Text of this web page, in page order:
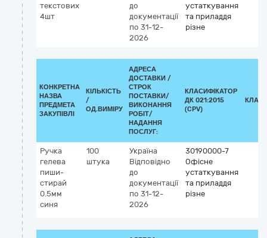
текстових
4шт
до
документації
по 31-12-
2026
устаткування
та приладдя
різне
КОНКРЕТНА
НАЗВА
ПРЕДМЕТА
ЗАКУПІВЛІ
КІЛЬКІСТЬ
/
ОД.ВИМІРУ
АДРЕСА
ДОСТАВКИ /
СТРОК
ПОСТАВКИ/
ВИКОНАННЯ
РОБІТ/
НАДАННЯ
ПОСЛУГ:
КЛАСИФІКАТОР
ДК 021:2015
(CPV)
Ручка
гелева
пиши-
стирай
0.5мм
синя
100
штука
Україна
Відповідно
до
документації
по 31-12-
2026
30190000-7
Офісне
устаткування
та приладдя
різне